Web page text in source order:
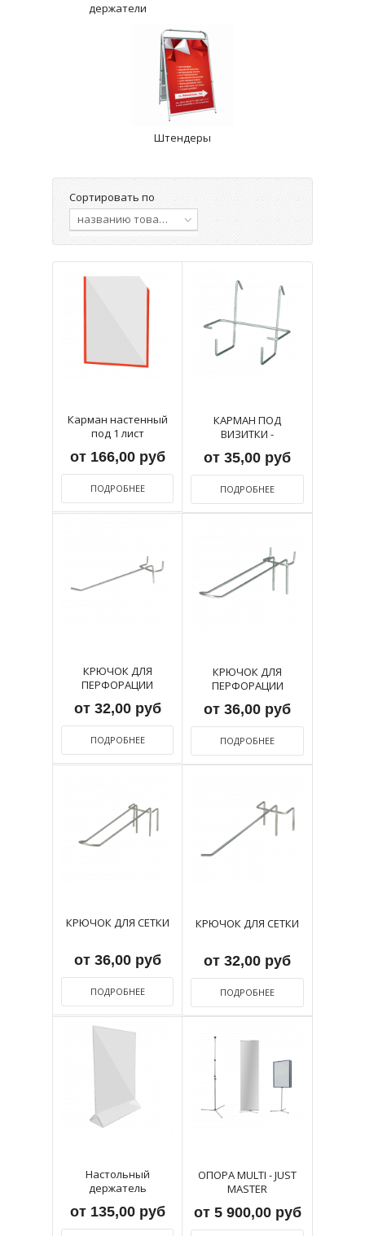
держатели
Штендеры
Сортировать по
названию товара, от А до Я
Карман настенный
под 1 лист
от 166,00 руб
ПОДРОБНЕЕ
КАРМАН ПОД
ВИЗИТКИ -
от 35,00 руб
ПОДРОБНЕЕ
КРЮЧОК ДЛЯ
ПЕРФОРАЦИИ
от 32,00 руб
ПОДРОБНЕЕ
КРЮЧОК ДЛЯ
ПЕРФОРАЦИИ
от 36,00 руб
ПОДРОБНЕЕ
КРЮЧОК ДЛЯ СЕТКИ
от 36,00 руб
ПОДРОБНЕЕ
КРЮЧОК ДЛЯ СЕТКИ
от 32,00 руб
ПОДРОБНЕЕ
Настольный
держатель
от 135,00 руб
ОПОРА MULTI - JUST
MASTER
от 5 900,00 руб